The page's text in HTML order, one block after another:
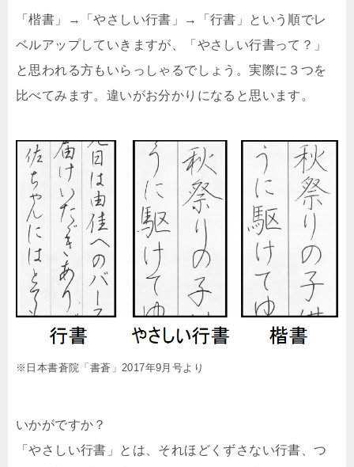
「楷書」→「やさしい行書」→「行書」という順でレ
ベルアップしていきますが、「やさしい行書って？」
と思われる方もいらっしゃるでしょう。実際に３つを
比べてみます。違いがお分かりになると思います。
※日本書蒼院「書蒼」2017年9月号より
いかがですか？
「やさしい行書」とは、それほどくずさない行書、つ